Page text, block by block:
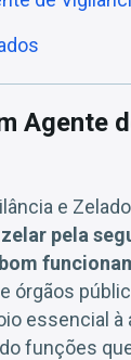
Agente
e
zelar pela
órgãos
essencial
funções